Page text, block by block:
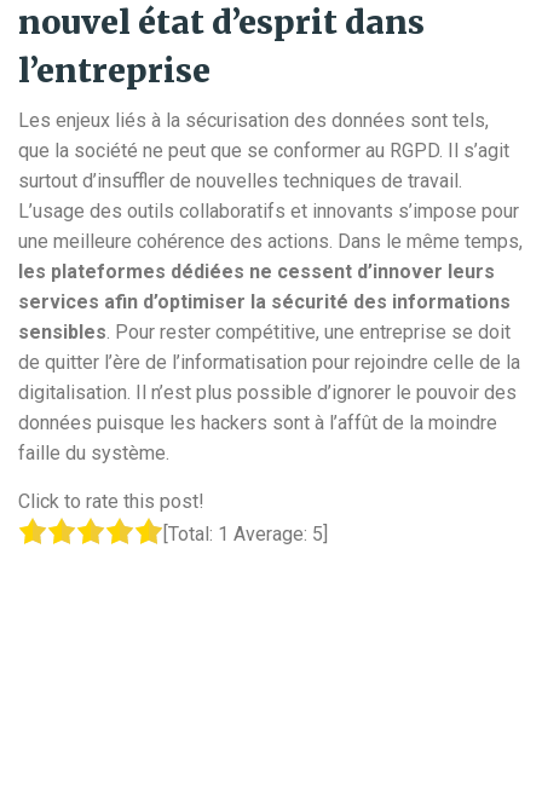
nouvel état d’esprit dans
l’entreprise
Les enjeux liés à la sécurisation des données sont tels,
que la société ne peut que se conformer au RGPD. Il s’agit
surtout d’insuffler de nouvelles techniques de travail.
L’usage des outils collaboratifs et innovants s’impose pour
une meilleure cohérence des actions. Dans le même temps,
les plateformes dédiées ne cessent d’innover leurs
services afin d’optimiser la sécurité des informations
sensibles . Pour rester compétitive, une entreprise se doit
de quitter l’ère de l’informatisation pour rejoindre celle de la
digitalisation. Il n’est plus possible d’ignorer le pouvoir des
données puisque les hackers sont à l’affût de la moindre
faille du système.
Click to rate this post!
[Total: 1 Average: 5